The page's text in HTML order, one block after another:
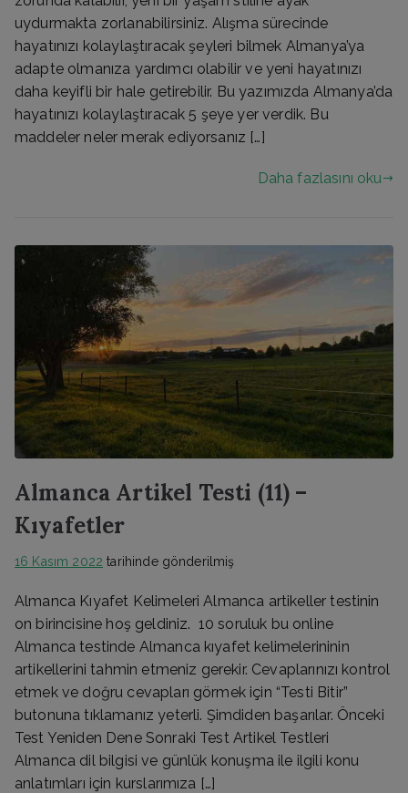
uydurmakta zorlanabilirsiniz. Alışma sürecinde
hayatınızı kolaylaştıracak şeyleri bilmek Almanya’ya
adapte olmanıza yardımcı olabilir ve yeni hayatınızı
daha keyifli bir hale getirebilir. Bu yazımızda Almanya’da
hayatınızı kolaylaştıracak 5 şeye yer verdik. Bu
maddeler neler merak ediyorsanız […]
Daha fazlasını oku
Almanca Artikel Testi (11) –
Kıyafetler
16 Kasım 2022 tarihinde gönderilmiş
Almanca Kıyafet Kelimeleri Almanca artikeller testinin
on birincisine hoş geldiniz. 10 soruluk bu online
Almanca testinde Almanca kıyafet kelimelerininin
artikellerini tahmin etmeniz gerekir. Cevaplarınızı kontrol
etmek ve doğru cevapları görmek için “Testi Bitir”
butonuna tıklamanız yeterli. Şimdiden başarılar. Önceki
Test Yeniden Dene Sonraki Test Artikel Testleri
Almanca dil bilgisi ve günlük konuşma ile ilgili konu
anlatımları için kurslarımıza […]